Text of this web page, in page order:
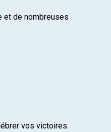
et de nombreuses
vos victoires.